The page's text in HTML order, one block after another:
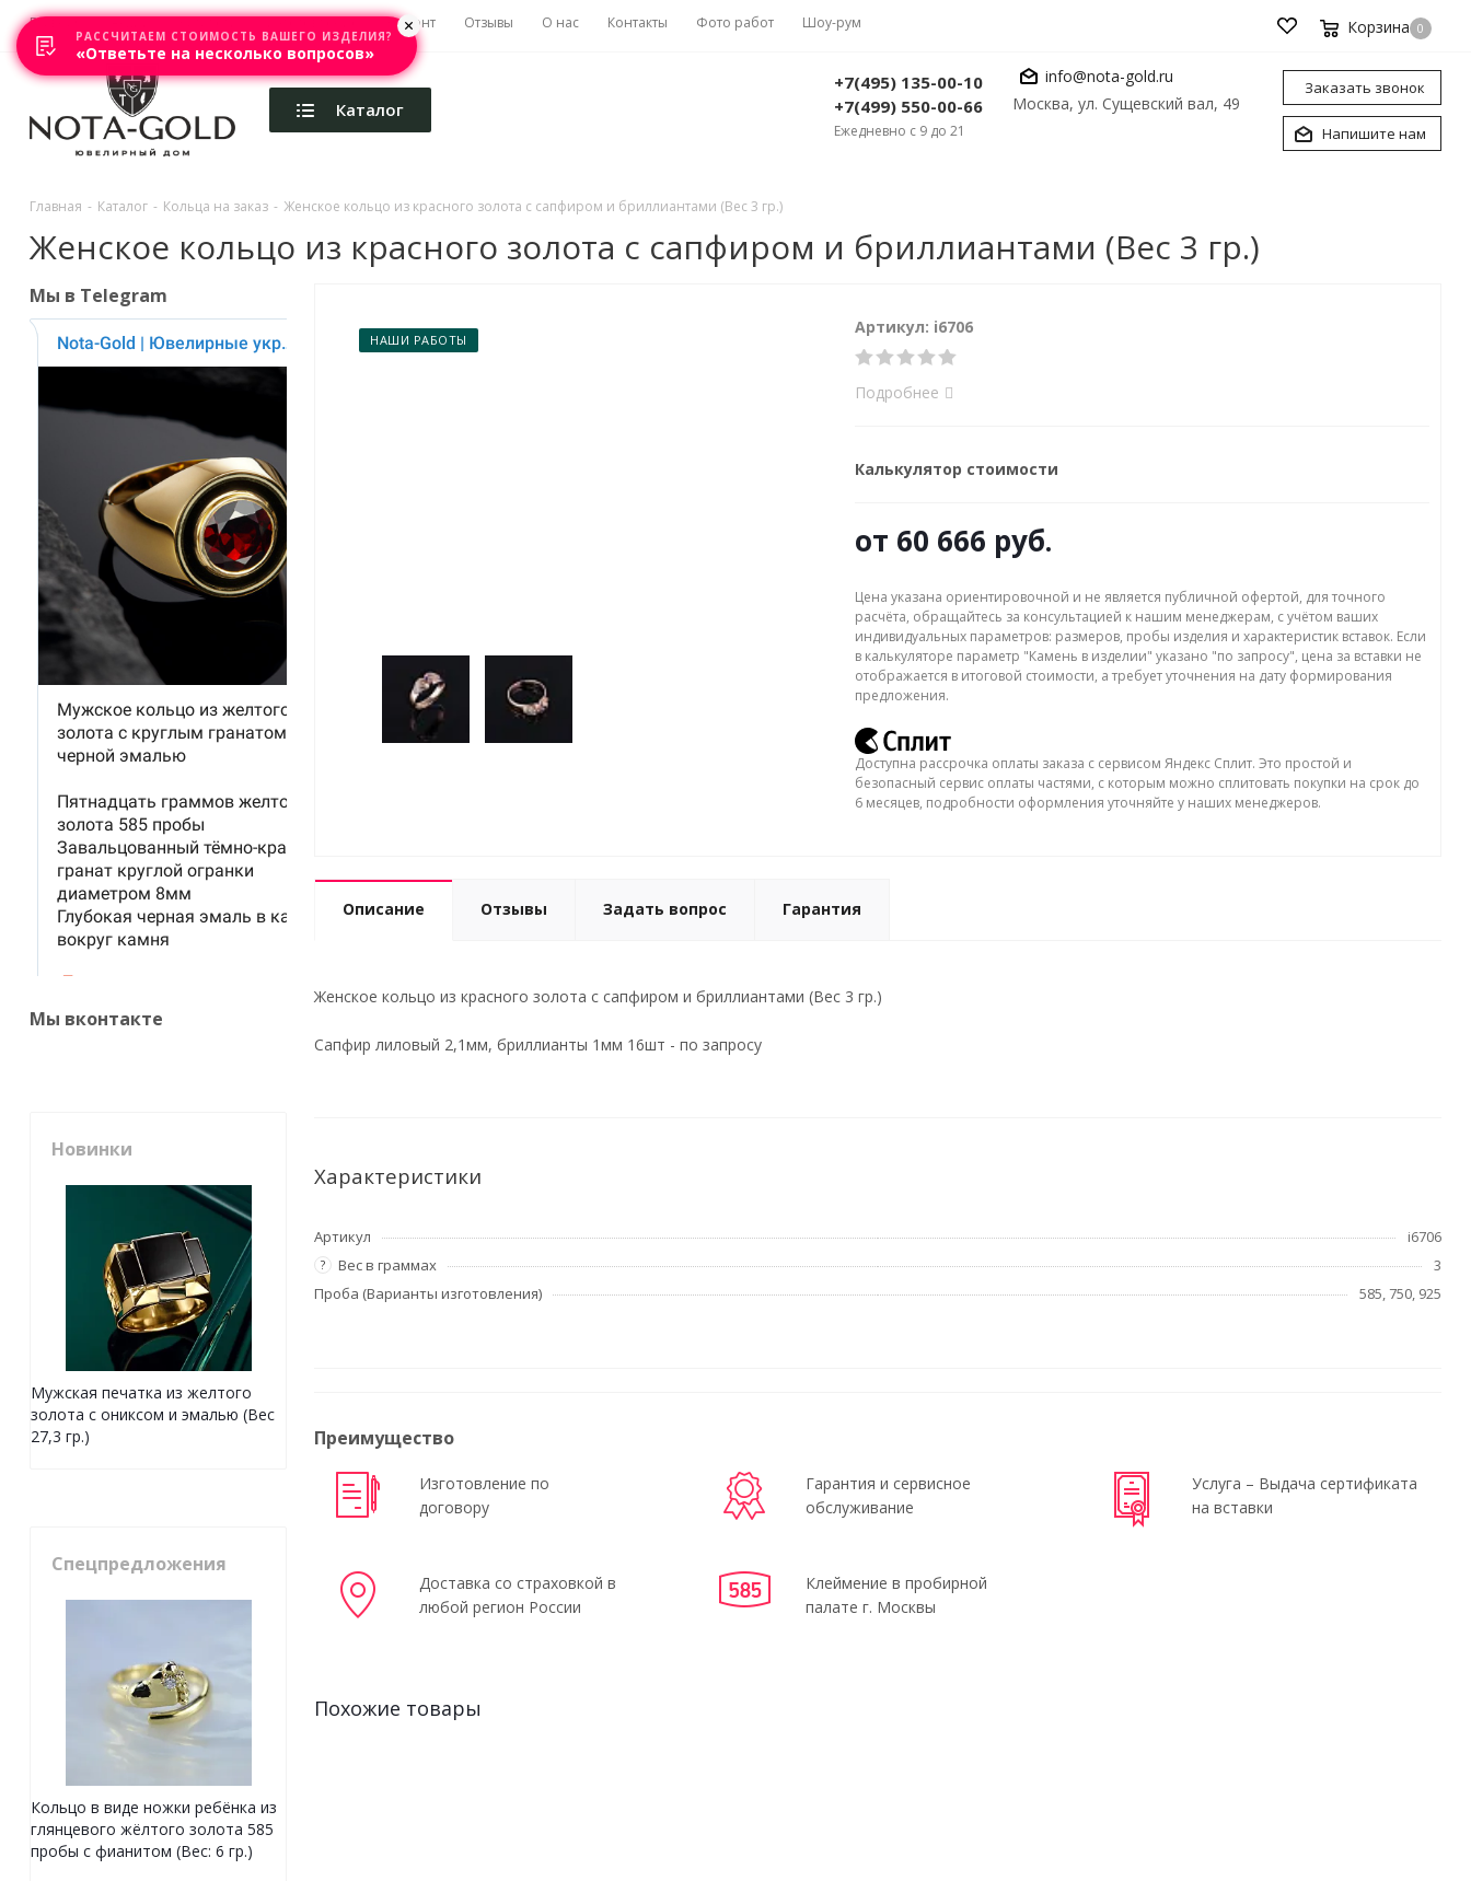
Главная Акции Каталоги Изготовление Ремонт Отзывы О нас Контакты Фото работ Шоу-рум Корзина 0
Каталог
+7(495) 135-00-10
+7(499) 550-00-66
Ежедневно с 9 до 21
info@nota-gold.ru
Москва, ул. Сущевский вал, 49
Заказать звонок
Напишите нам
Главная - Каталог - Кольца на заказ - Женское кольцо из красного золота с сапфиром и бриллиантами (Вес 3 гр.)
Женское кольцо из красного золота с сапфиром и бриллиантами (Вес 3 гр.)
НАШИ РАБОТЫ
Артикул: i6706
Подробнее
Калькулятор стоимости
от 60 666 руб.
Цена указана ориентировочной и не является публичной офертой, для точного
расчёта, обращайтесь за консультацией к нашим менеджерам, с учётом ваших
индивидуальных параметров: размеров, пробы изделия и характеристик вставок. Если
в калькуляторе параметр "Камень в изделии" указано "по запросу", цена за вставки не
отображается в итоговой стоимости, а требует уточнения на дату формирования
предложения.
Доступна рассрочка оплаты заказа с сервисом Яндекс Сплит. Это простой и
безопасный сервис оплаты частями, с которым можно сплитовать покупки на срок до
6 месяцев, подробности оформления уточняйте у наших менеджеров.
Описание Отзывы Задать вопрос Гарантия
Женское кольцо из красного золота с сапфиром и бриллиантами (Вес 3 гр.)
Сапфир лиловый 2,1мм, бриллианты 1мм 16шт - по запросу
Характеристики
Артикул i6706
? Вес в граммах
3
Проба (Варианты изготовления)
585, 750, 925
Преимущество
Изготовление по
договору
Гарантия и сервисное
обслуживание
Услуга – Выдача сертификата
на вставки
Доставка со страховкой в
любой регион России
Клеймение в пробирной
палате г. Москвы
Похожие товары
Мы в Telegram
Мы вконтакте
Новинки
Мужская печатка из желтого
золота с ониксом и эмалью (Вес
27,3 гр.)
Спецпредложения
Кольцо в виде ножки ребёнка из
глянцевого жёлтого золота 585
пробы с фианитом (Вес: 6 гр.)
РАССЧИТАЕМ СТОИМОСТЬ ВАШЕГО ИЗДЕЛИЯ?
«Ответьте на несколько вопросов»